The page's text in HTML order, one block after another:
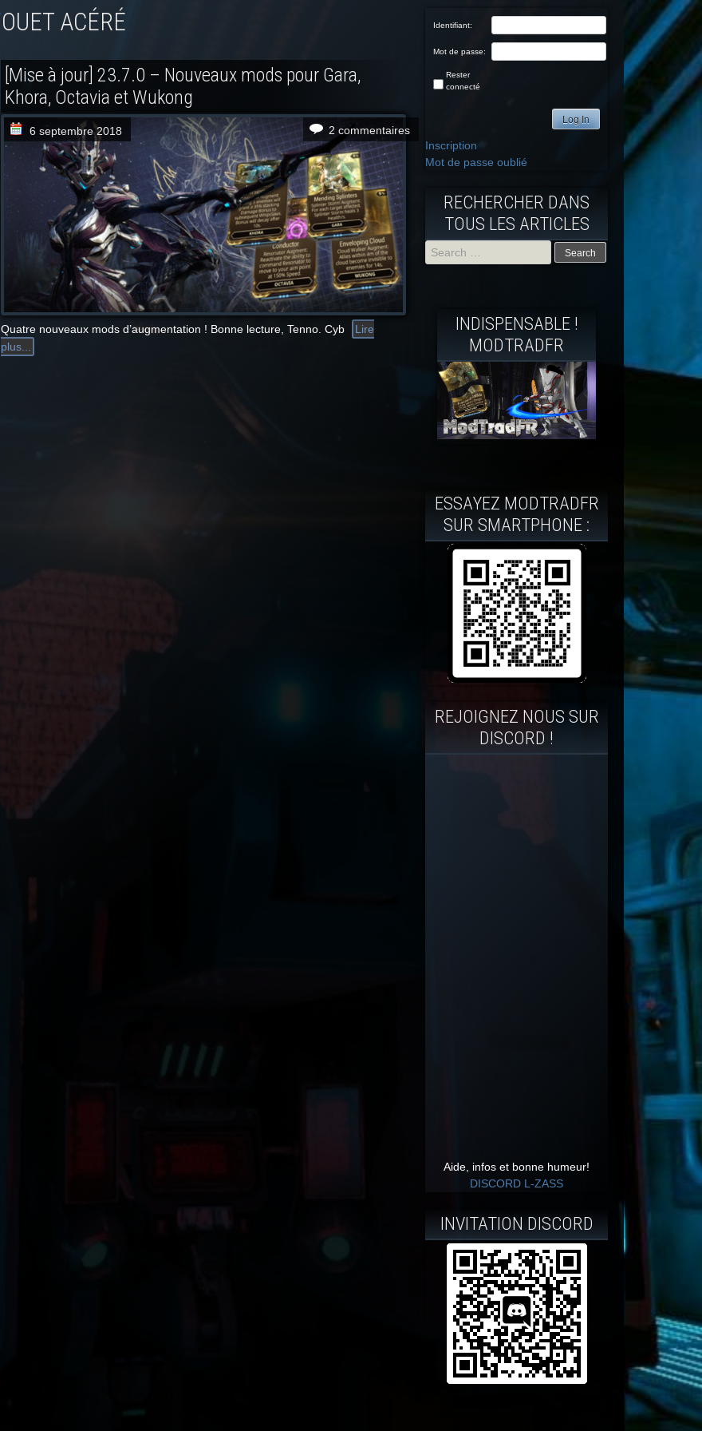
FOUET ACÉRÉ
[Mise à jour] 23.7.0 – Nouveaux mods pour Gara,
Khora, Octavia et Wukong
6 septembre 2018 2 commentaires
Quatre nouveaux mods d’augmentation ! Bonne lecture, Tenno. Cyb
Lire
plus...
Identifiant:
Mot de passe:
Rester
connecté
Log In
Inscription
Mot de passe oublié
RECHERCHER DANS
TOUS LES ARTICLES
INDISPENSABLE !
MODTRADFR
ESSAYEZ MODTRADFR
SUR SMARTPHONE :
REJOIGNEZ NOUS SUR
DISCORD !
Aide, infos et bonne humeur!
DISCORD L-ZASS
INVITATION DISCORD